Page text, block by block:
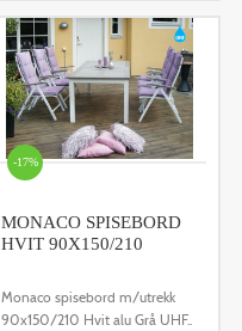
-17%
MONACO SPISEBORD
HVIT 90X150/210
Monaco spisebord m/utrekk
90x150/210 Hvit alu Grå UHF..